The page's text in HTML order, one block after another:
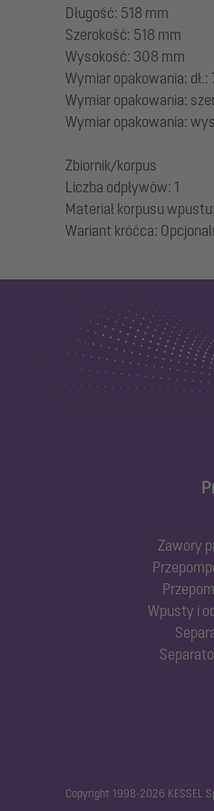
Długość: 518 mm
Szerokość: 518 mm
Wysokość: 308 mm
Wymiar opakowania:
Wymiar opakowania:
Wymiar opakowania:
Zbiornik/korpus
Liczba odpływów: 1
Materiał korpusu
Zawory
Wpusty i
Copyright 1998-2026 KESSEL